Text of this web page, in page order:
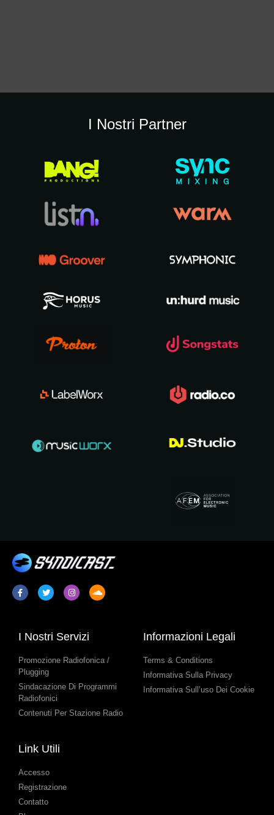
I Nostri Partner
I Nostri Servizi
Promozione Radiofonica /
Plugging
Sindacazione Di Programmi
Radiofonici
Contenuti Per Stazione Radio
Informazioni Legali
Terms & Conditions
Informativa Sulla Privacy
Informativa Sull’uso Dei Cookie
Link Utili
Accesso
Registrazione
Contatto